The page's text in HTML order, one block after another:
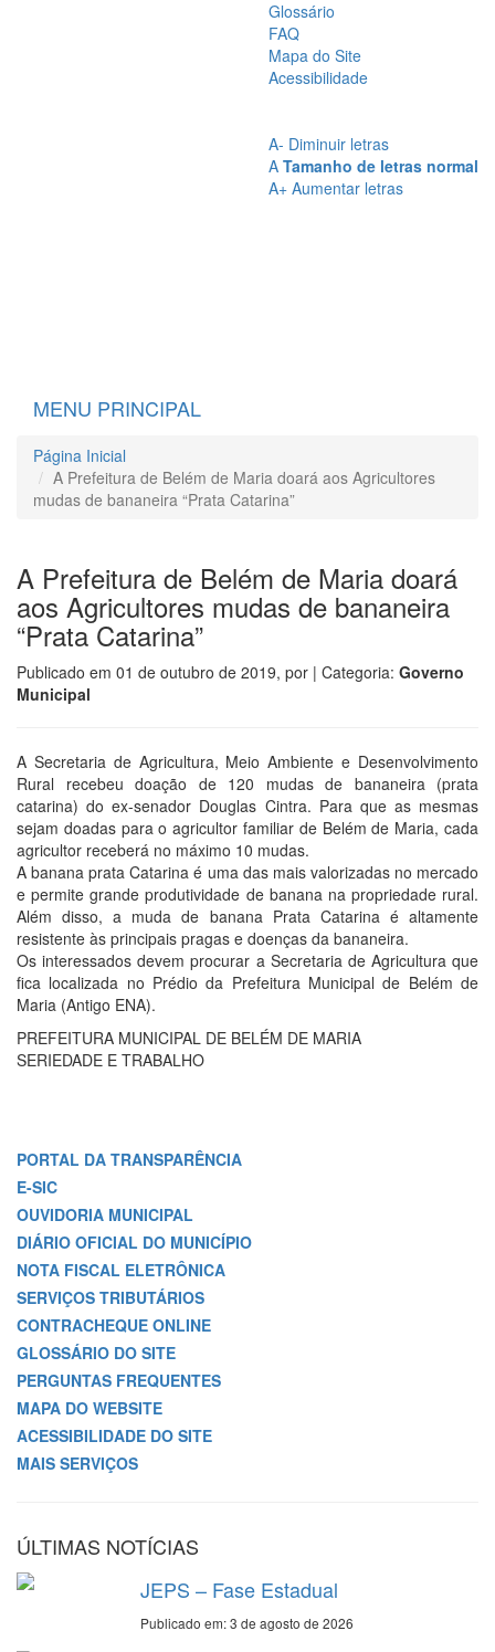
Glossário
FAQ
Mapa do Site
Acessibilidade
A- Diminuir letras
A Tamanho de letras normal
A+ Aumentar letras
MENU PRINCIPAL
Página Inicial
A Prefeitura de Belém de Maria doará aos Agricultores
mudas de bananeira “Prata Catarina”
A Prefeitura de Belém de Maria doará
aos Agricultores mudas de bananeira
“Prata Catarina”
Publicado em 01 de outubro de 2019, por | Categoria: Governo
Municipal
A Secretaria de Agricultura, Meio Ambiente e Desenvolvimento
Rural recebeu doação de 120 mudas de bananeira (prata
catarina) do ex-senador Douglas Cintra. Para que as mesmas
sejam doadas para o agricultor familiar de Belém de Maria, cada
agricultor receberá no máximo 10 mudas.
A banana prata Catarina é uma das mais valorizadas no mercado
e permite grande produtividade de banana na propriedade rural.
Além disso, a muda de banana Prata Catarina é altamente
resistente às principais pragas e doenças da bananeira.
Os interessados devem procurar a Secretaria de Agricultura que
fica localizada no Prédio da Prefeitura Municipal de Belém de
Maria (Antigo ENA).
PREFEITURA MUNICIPAL DE BELÉM DE MARIA
SERIEDADE E TRABALHO
PORTAL DA TRANSPARÊNCIA
E-SIC
OUVIDORIA MUNICIPAL
DIÁRIO OFICIAL DO MUNICÍPIO
NOTA FISCAL ELETRÔNICA
SERVIÇOS TRIBUTÁRIOS
CONTRACHEQUE ONLINE
GLOSSÁRIO DO SITE
PERGUNTAS FREQUENTES
MAPA DO WEBSITE
ACESSIBILIDADE DO SITE
MAIS SERVIÇOS
ÚLTIMAS NOTÍCIAS
JEPS – Fase Estadual
Publicado em: 3 de agosto de 2026